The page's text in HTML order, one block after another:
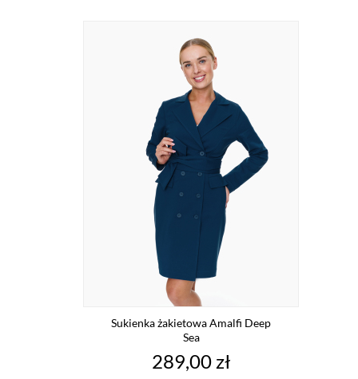
Sukienka żakietowa Amalfi Deep
Sea
Cena
289,00 zł